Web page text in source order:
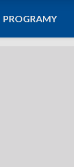
PROGRAMY